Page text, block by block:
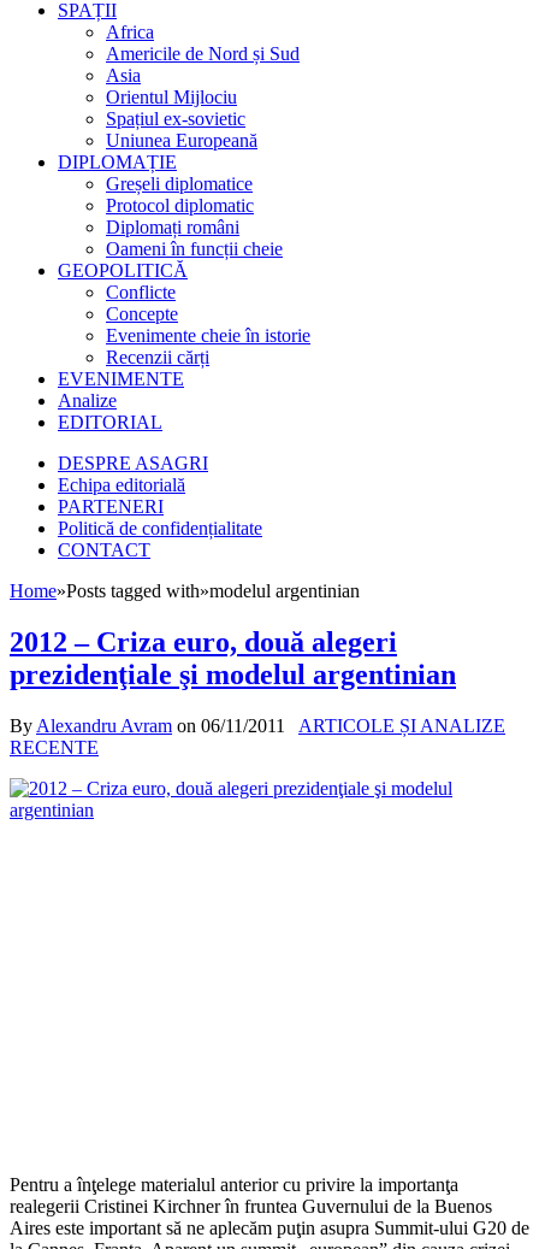
SPAȚII
Africa
Americile de Nord și Sud
Asia
Orientul Mijlociu
Spațiul ex-sovietic
Uniunea Europeană
DIPLOMAȚIE
Greșeli diplomatice
Protocol diplomatic
Diplomați români
Oameni în funcții cheie
GEOPOLITICĂ
Conflicte
Concepte
Evenimente cheie în istorie
Recenzii cărți
EVENIMENTE
Analize
EDITORIAL
DESPRE ASAGRI
Echipa editorială
PARTENERI
Politică de confidențialitate
CONTACT
Home»Posts tagged with»modelul argentinian
2012 – Criza euro, două alegeri
prezidenţiale şi modelul argentinian
By Alexandru Avram on 06/11/2011
ARTICOLE ȘI ANALIZE
RECENTE
Pentru a înţelege materialul anterior cu privire la importanţa
realegerii Cristinei Kirchner în fruntea Guvernului de la Buenos
Aires este important să ne aplecăm puţin asupra Summit-ului G20 de